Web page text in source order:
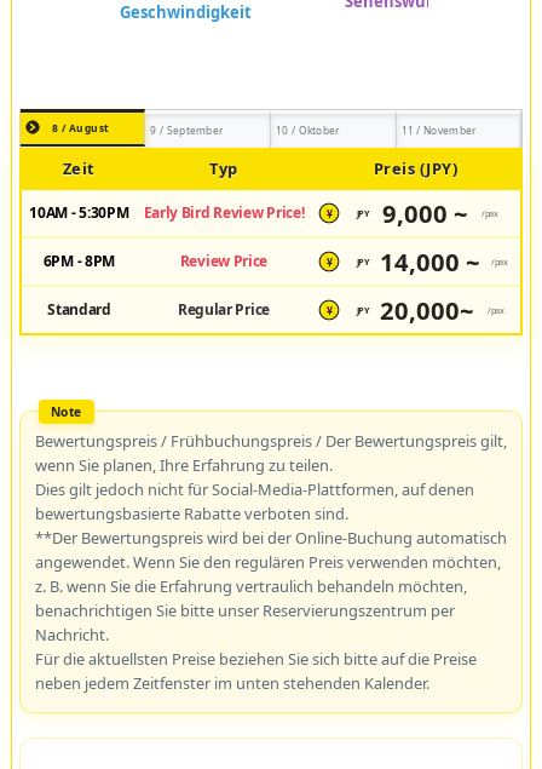
8 / August 9 / September 10 / Oktober 11 / November
Zeit Typ Preis (JPY)
10AM - 5:30PM Early Bird Review Price! ¥ JPY 9,000 ~ /pax
6PM - 8PM Review Price ¥ JPY 14,000 ~ /pax
Standard Regular Price ¥ JPY 20,000~ /pax
Bewertungspreis / Frühbuchungspreis / Der Bewertungspreis gilt,
wenn Sie planen, Ihre Erfahrung zu teilen.
Dies gilt jedoch nicht für Social-Media-Plattformen, auf denen
bewertungsbasierte Rabatte verboten sind.
**Der Bewertungspreis wird bei der Online-Buchung automatisch
angewendet. Wenn Sie den regulären Preis verwenden möchten,
z. B. wenn Sie die Erfahrung vertraulich behandeln möchten,
benachrichtigen Sie bitte unser Reservierungszentrum per
Nachricht.
Für die aktuellsten Preise beziehen Sie sich bitte auf die Preise
neben jedem Zeitfenster im unten stehenden Kalender.